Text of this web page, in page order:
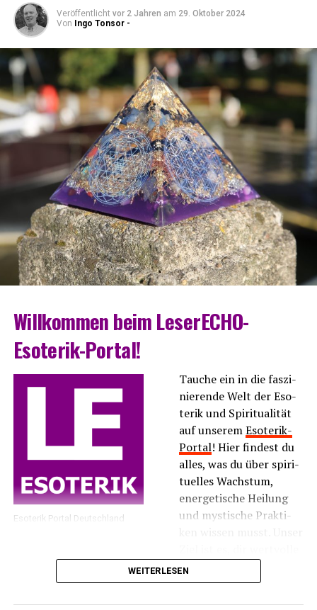
Veröffentlicht vor 2 Jahren am 29. Oktober 2024
Von
Ingo Tonsor -
Will­kom­men beim LeserECHO-
Esoterik-Portal!
Eso­te­rik Por­tal Deutschland
Tau­che ein in die fas­zi­
nie­ren­de Welt der Eso­
te­rik und Spi­ri­tua­li­tät
auf unse­remEso­te­rik-
Por­tal! Hier fin­dest du
alles, was du über spi­ri­
tu­el­les Wachs­tum,
ener­ge­ti­sche Hei­lung
und mys­ti­sche Prak­ti­
Infor­ma­tio­nen und
Inspi­ra­tio­nen zu bie­ten, die dir hel­fen, dei­ne inne­re
WEITERLESEN